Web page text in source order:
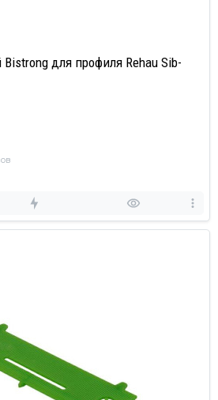
для профиля Rehau Sib-